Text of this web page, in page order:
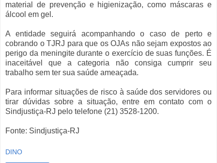
material de prevenção e higienização, como máscaras e
álcool em gel.
A entidade seguirá acompanhando o caso de perto e
cobrando o TJRJ para que os OJAs não sejam expostos ao
perigo da meningite durante o exercício de suas funções. É
inaceitável que a categoria não consiga cumprir seu
trabalho sem ter sua saúde ameaçada.
Para informar situações de risco à saúde dos servidores ou
tirar dúvidas sobre a situação, entre em contato com o
Sindjustiça-RJ pelo telefone (21) 3528-1200.
Fonte: Sindjustiça-RJ
DINO